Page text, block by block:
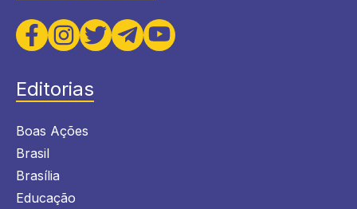
Editorias
Boas Ações
Brasil
Brasília
Educação